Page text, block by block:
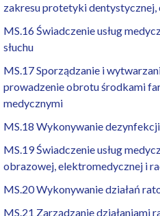
zakresu protetyki
MS.16 Świadczenie usług
słuchu
MS.17 Sporządzanie i
prowadzenie obrotu środkami
medycznymi
MS.18 Wykonywanie
MS.19 Świadczenie usług
obrazowej, elektromedycznej i
MS.20 Wykonywanie działań
MS.21 Zarządzanie działaniami